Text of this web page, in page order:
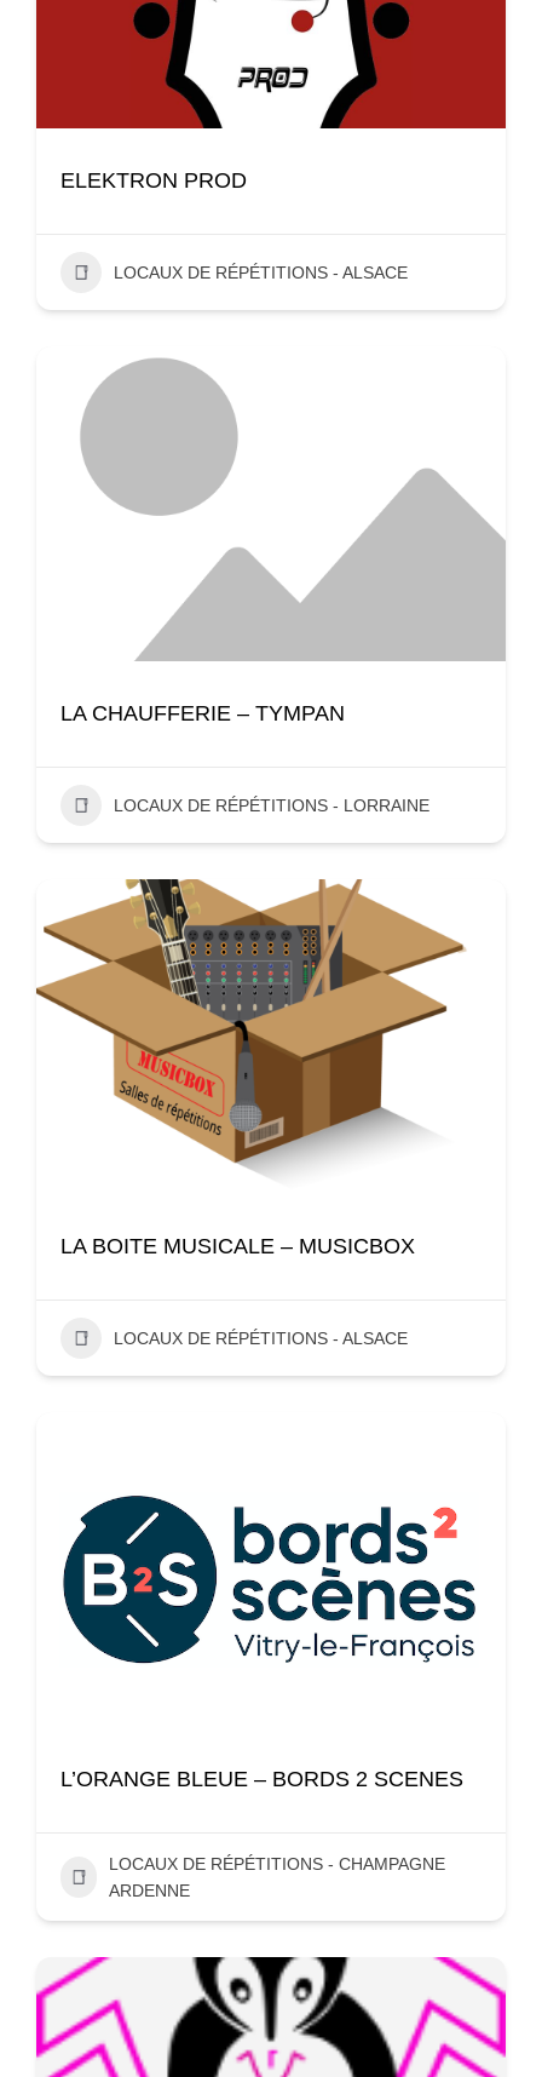
ELEKTRON PROD
LOCAUX DE RÉPÉTITIONS - ALSACE
LA CHAUFFERIE – TYMPAN
LOCAUX DE RÉPÉTITIONS - LORRAINE
LA BOITE MUSICALE – MUSICBOX
LOCAUX DE RÉPÉTITIONS - ALSACE
L’ORANGE BLEUE – BORDS 2 SCENES
LOCAUX DE RÉPÉTITIONS - CHAMPAGNE
ARDENNE